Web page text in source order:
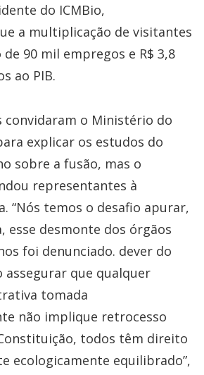
do ICMBio,
a multiplicação de visitantes
90 mil empregos e R$ 3,8
ao PIB.
convidaram o Ministério do
explicar os estudos do
sobre a fusão, mas o
representantes à
“Nós temos o desafio apurar,
esse desmonte dos órgãos
foi denunciado. dever do
assegurar que qualquer
tomada
não implique retrocesso
todos têm direito
ecologicamente equilibrado”,